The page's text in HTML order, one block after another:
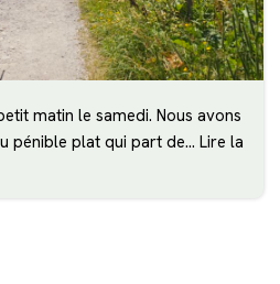
matin le samedi. Nous avons
pénible plat qui part de… Lire la